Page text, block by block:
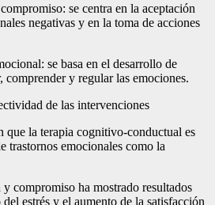
se centra en la aceptación
negativas y en la toma de acciones
se basa en el desarrollo de
comprender y regular las emociones.
de las intervenciones
que la terapia cognitivo-conductual es
trastornos emocionales como la
compromiso ha mostrado resultados
estrés y el aumento de la satisfacción